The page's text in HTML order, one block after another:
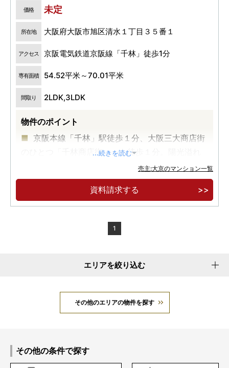
価格 未定
所在地 大阪府大阪市旭区清水１丁目３５番１
アクセス 京阪電気鉄道京阪線「千林」徒歩1分
専有面積 54.52平米～70.01平米
間取り 2LDK,3LDK
物件のポイント
京阪本線「千林」駅徒歩１分、大阪三大商店街
のひとつ「千林商店街」へも徒歩１分。陽光溢れ
京阪本線・大阪メトロ谷町線の２駅２路線利用
可能で、梅田エリアや京橋～淀屋橋へダイレクト
アクセス。
人と地球にやさしい住まい、ＺＥＨ－Ｍ Ｏｒｉ
...続きを読む
売主:大京のマンション一覧
資料請求する
1
エリアを絞り込む
その他のエリアの物件を探す
その他の条件で探す